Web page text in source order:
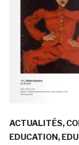
ACTUALITÉS
EDUCATION